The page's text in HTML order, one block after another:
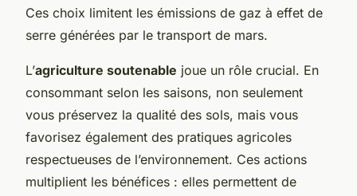
Ces choix limitent les émissions de gaz à effet de
serre générées par le transport de mars.
L’agriculture soutenable joue un rôle crucial. En
consommant selon les saisons, non seulement
vous préservez la qualité des sols, mais vous
favorisez également des pratiques agricoles
respectueuses de l’environnement. Ces actions
multiplient les bénéfices : elles permettent de